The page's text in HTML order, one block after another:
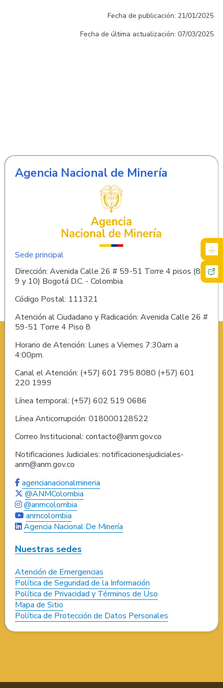
Fecha de publicación: 21/01/2025
Fecha de última actualización: 07/03/2025
Agencia Nacional de Minería
Sede principal
Dirección: Avenida Calle 26 # 59-51 Torre 4 pisos (8,
9 y 10) Bogotá D.C. - Colombia
Código Postal: 111321
Atención al Ciudadano y Radicación: Avenida Calle 26 #
59-51 Torre 4 Piso 8
Horario de Atención: Lunes a Viernes 7:30am a
4:00pm.
Canal el Atención: (+57) 601 795 8080 (+57) 601
220 1999
Línea temporal: (+57) 602 519 0686
Línea Anticorrupción: 018000128522
Correo Institucional: contacto@anm.gov.co
Notificaciones Judiciales: notificacionesjudiciales-
anm@anm.gov.co
agencianacionalmineria
@ANMColombia
@anmcolombia
anmcolombia
Agencia Nacional De Minería
Nuestras sedes
Atención de Emergencias
Política de Seguridad de la Información
Política de Privacidad y Términos de Uso
Mapa de Sitio
Política de Protección de Datos Personales